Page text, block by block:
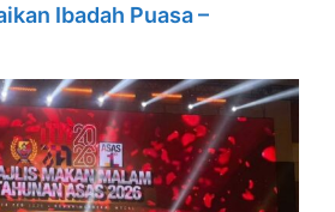
Ibadah Puasa –